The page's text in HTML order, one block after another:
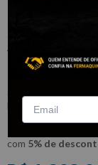
Alargador
mm a 46
:1030012
NOLL
R$1.
com 5% de